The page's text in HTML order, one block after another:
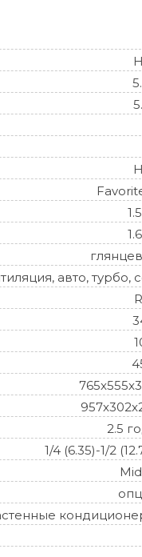
авто, турбо,
2.5
1/4 (6.35)-1/2